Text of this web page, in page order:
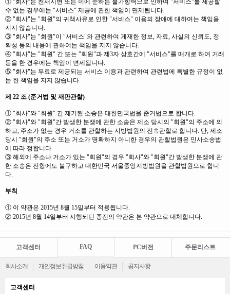
① "회사"는 천재지변 또는 이에 준하는 불가항력으로 인하여 "서비스"를 제공할
수 없는 경우에는 "서비스" 제공에 관한 책임이 면제됩니다.
② "회사"는 "회원"의 귀책사유로 인한 "서비스" 이용의 장애에 대하여는 책임을
지지 않습니다.
③ "회사"는 "회원"이 "서비스"와 관련하여 게재한 정보, 자료, 사실의 신뢰도, 정
확성 등의 내용에 관하여는 책임을 지지 않습니다.
④ "회사"는 "회원" 간 또는 "회원"과 제3자 상호간에 "서비스"를 매개로 하여 거래
등을 한 경우에는 책임이 면제됩니다.
⑤ "회사"는 무료로 제공되는 서비스 이용과 관련하여 관련법에 특별한 규정이 없
는 한 책임을 지지 않습니다.
제 22 조 (준거법 및 재판관할)
① "회사"와 "회원" 간 제기된 소송은 대한민국법을 준거법으로 합니다.
② "회사"와 "회원"간 발생한 분쟁에 관한 소송은 제소 당시의 "회원"의 주소에 의
하고, 주소가 없는 경우 거소를 관할하는 지방법원의 전속관할로 합니다. 단, 제소
당시 "회원"의 주소 또는 거소가 명확하지 아니한 경우의 관할법원은 민사소송법
에 따라 정합니다.
③ 해외에 주소나 거소가 있는 "회원"의 경우 "회사"와 "회원"간 발생한 분쟁에 관
한 소송은 전항에도 불구하고 대한민국 서울중앙지방법원을 관할법원으로 합니
다.
부칙
① 이 약관은 2015년 8월 15일부터 적용됩니다.
② 2015년 8월 14일부터 시행되던 종전의 약관은 본 약관으로 대체합니다.
고객센터 FAQ PC버전 주문리스트
회사소개 개인정보취급방침 이용약관 공지사항
고객센터